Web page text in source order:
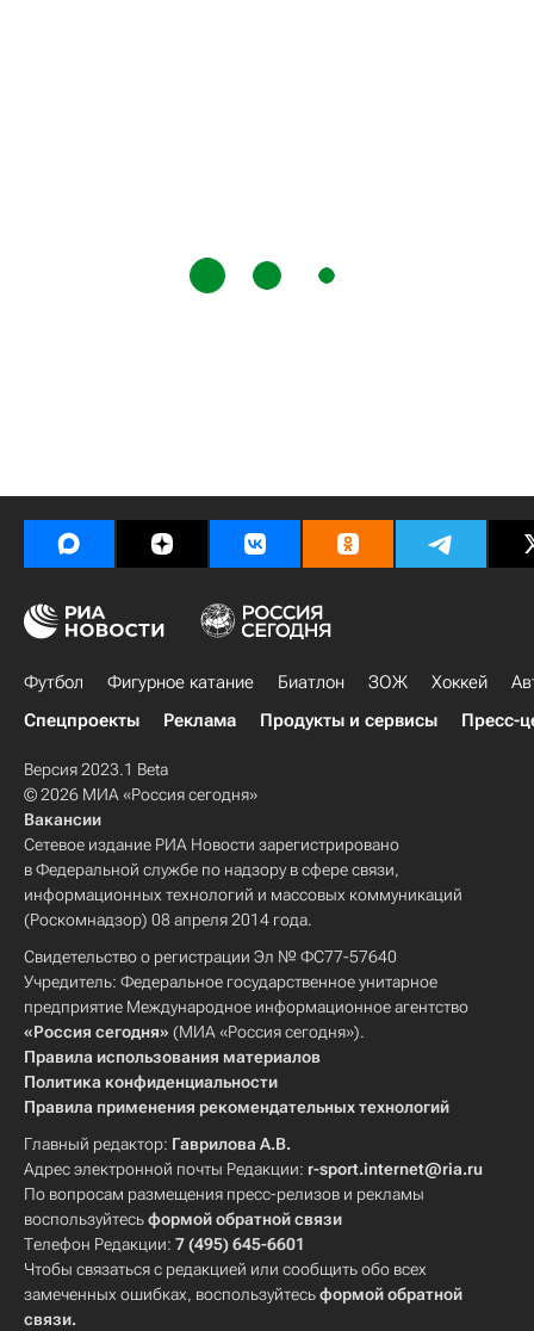
Футбол Фигурное катание Биатлон ЗОЖ Хоккей
Спецпроекты
Реклама Продукты и сервисы Пресс-
Версия 2023.1 Beta
© 2026 МИА «Россия сегодня»
Вакансии
Сетевое издание РИА Новости зарегистрировано
в Федеральной службе по надзору в сфере связи,
информационных технологий и массовых коммуникаций
(Роскомнадзор) 08 апреля 2014 года.
Свидетельство о регистрации Эл № ФС77-57640
Учредитель: Федеральное государственное унитарное
предприятие Международное информационное агентство
«Россия сегодня» (МИА «Россия сегодня»).
Правила использования материалов
Политика конфиденциальности
Правила применения рекомендательных технологий
Главный редактор: Гаврилова А.В.
Адрес электронной почты Редакции: r-sport.internet@ria.ru
По вопросам размещения пресс-релизов и рекламы
воспользуйтесьформой обратной связи
Телефон Редакции: 7 (495) 645-6601
Чтобы связаться с редакцией или сообщить обо всех
замеченных ошибках, воспользуйтесьформой обратной
связи.